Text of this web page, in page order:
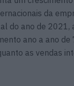
da
do ano de 2021,
ano a ano de
as vendas